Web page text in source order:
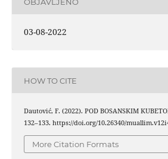
03-08-2022
HOW TO CITE
Dautović, F. (2022). POD BOSANSKIM
132–133. https://doi.org/10.26340/
More Citation Formats